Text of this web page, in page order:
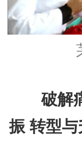
茅
破解
振 转型